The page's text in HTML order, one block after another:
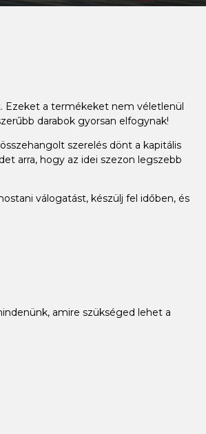
Ezeket a termékeket nem véletlenül
darabok gyorsan elfogynak!
szerelés dönt a kapitális
arra, hogy az idei szezon legszebb
válogatást, készülj fel időben, és
amire szükséged lehet a